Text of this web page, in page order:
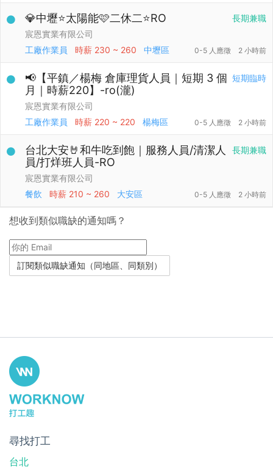
長期兼職
💎中壢⭐太陽能🩷二休二⭐RO
宸恩實業有限公司
工廠作業員
時薪 230 ~ 260 中壢區 0-5 人應徵 2 小時前
短期臨時
📢【平鎮／楊梅 倉庫理貨人員｜短期 3 個
月｜時薪220】-ro(瀧)
宸恩實業有限公司
工廠作業員
時薪 220 ~ 220 楊梅區 0-5 人應徵 2 小時前
長期兼職
台北大安🤘和牛吃到飽｜服務人員/清潔人
員/打烊班人員-RO
宸恩實業有限公司
餐飲
時薪 210 ~ 260 大安區 0-5 人應徵 2 小時前
想收到類似職缺的通知嗎？
尋找打工
台北